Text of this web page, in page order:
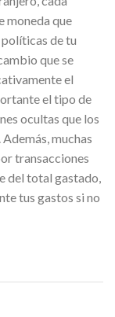
moneda que
de tu
que se
el
el tipo de
ocultas que los
muchas
transacciones
del total gastado,
tus gastos si no